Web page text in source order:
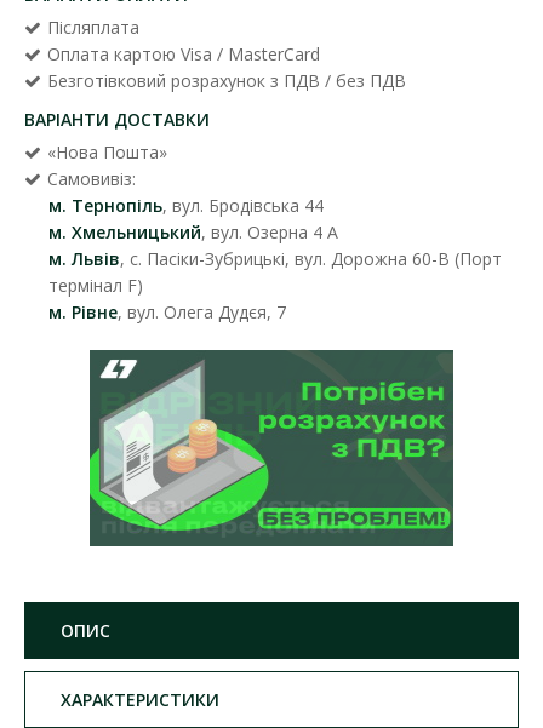
Післяплата
Оплата картою Visa / MasterCard
Безготівковий розрахунок з ПДВ / без ПДВ
ВАРІАНТИ ДОСТАВКИ
«Нова Пошта»
Самовивіз:
м. Тернопіль, вул. Бродівська 44
м. Хмельницький, вул. Озерна 4 А
м. Львів, с. Пасіки-Зубрицькі, вул. Дорожна 60-В (Порт
термінал F)
м. Рівне, вул. Олега Дудєя, 7
ОПИС
ХАРАКТЕРИСТИКИ